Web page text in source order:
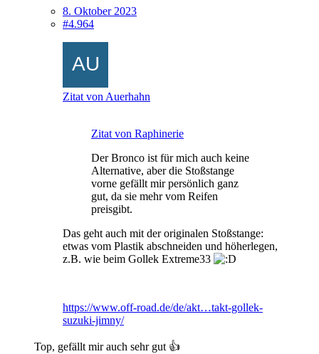
8. Oktober 2023
#4.964
Zitat von Auerhahn
Zitat von Raphinerie
Der Bronco ist für mich auch keine
Alternative, aber die Stoßstange
vorne gefällt mir persönlich ganz
gut, da sie mehr vom Reifen
preisgibt.
Das geht auch mit der originalen Stoßstange:
etwas vom Plastik abschneiden und höherlegen,
z.B. wie beim Gollek Extreme33
https://www.off-road.de/de/akt…takt-gollek-
suzuki-jimny/
Top, gefällt mir auch sehr gut 👍